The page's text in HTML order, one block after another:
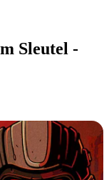
Sleutel -